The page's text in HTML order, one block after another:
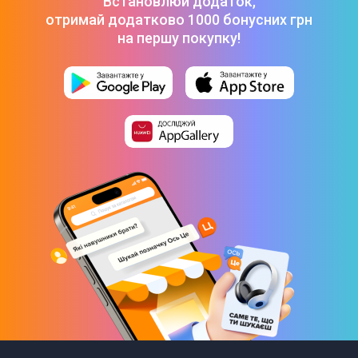
Електросамокат Proove X-City Pro Max App (Black/Orange)
27 799 ₴
отримай додатково 1000 бонусних грн
на першу покупку!